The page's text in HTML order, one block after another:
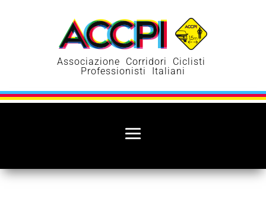
Associazione Corridori Ciclisti
Professionisti Italiani